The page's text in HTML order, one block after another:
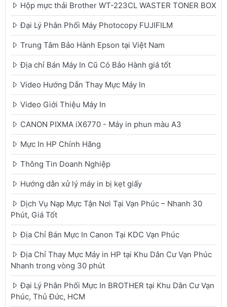
Hộp mực thải Brother WT-223CL WASTER TONER BOX
Đại Lý Phân Phối Máy Photocopy FUJIFILM
Trung Tâm Bảo Hành Epson tại Việt Nam
Địa chỉ Bán Máy In Cũ Có Bảo Hành giá tốt
Video Hướng Dẫn Thay Mực Máy In
Video Giới Thiệu Máy In
CANON PIXMA iX6770 - Máy in phun màu A3
Mực In HP Chính Hãng
Thông Tin Doanh Nghiệp
Hướng dẫn xử lý máy in bị kẹt giấy
Dịch Vụ Nạp Mực Tận Nơi Tại Vạn Phúc – Nhanh 30
Phút, Giá Tốt
Địa Chỉ Bán Mực In Canon Tại KDC Vạn Phúc
Địa Chỉ Thay Mực Máy in HP tại Khu Dân Cư Vạn Phúc
Nhanh trong vòng 30 phút
Đại Lý Phân Phối Mực In BROTHER tại Khu Dân Cư Vạn
Phúc, Thủ Đức, HCM